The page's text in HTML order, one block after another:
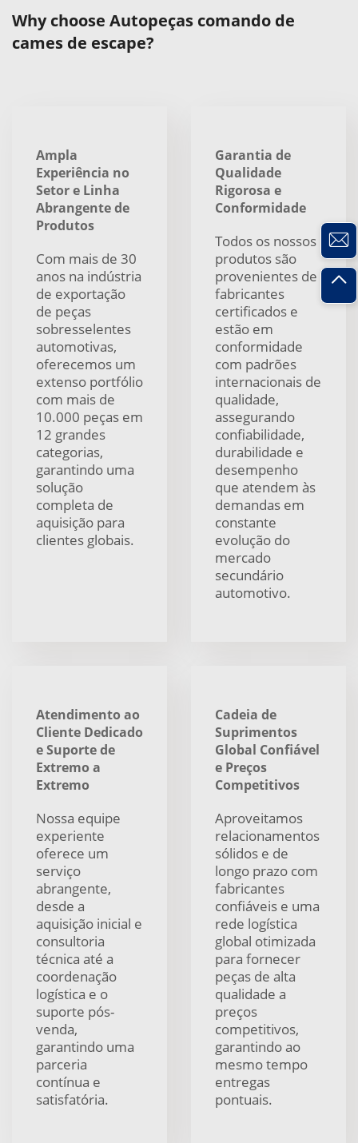
Why choose Autopeças comando de
cames de escape?
Ampla
Experiência no
Setor e Linha
Abrangente de
Produtos
Com mais de 30
anos na indústria
de exportação
de peças
sobresselentes
automotivas,
oferecemos um
extenso portfólio
com mais de
10.000 peças em
12 grandes
categorias,
garantindo uma
solução
completa de
aquisição para
clientes globais.
Garantia de
Qualidade
Rigorosa e
Conformidade
Todos os nossos
produtos são
provenientes de
fabricantes
certificados e
estão em
conformidade
com padrões
internacionais de
qualidade,
assegurando
confiabilidade,
durabilidade e
desempenho
que atendem às
demandas em
constante
evolução do
mercado
secundário
automotivo.
Atendimento ao
Cliente Dedicado
e Suporte de
Extremo a
Extremo
Nossa equipe
experiente
oferece um
serviço
abrangente,
desde a
aquisição inicial e
consultoria
técnica até a
coordenação
logística e o
suporte pós-
venda,
garantindo uma
parceria
contínua e
satisfatória.
Cadeia de
Suprimentos
Global Confiável
e Preços
Competitivos
Aproveitamos
relacionamentos
sólidos e de
longo prazo com
fabricantes
confiáveis e uma
rede logística
global otimizada
para fornecer
peças de alta
qualidade a
preços
competitivos,
garantindo ao
mesmo tempo
entregas
pontuais.